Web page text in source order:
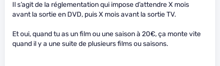
Il s’agit de la réglementation qui impose d’attendre X mois
avant la sortie en DVD, puis X mois avant la sortie TV.
Et oui, quand tu as un film ou une saison à 20€, ça monte vite
quand il y a une suite de plusieurs films ou saisons.